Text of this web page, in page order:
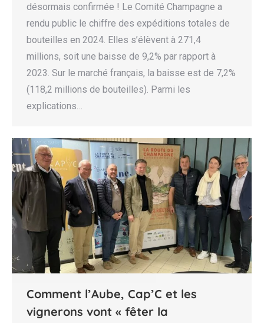
désormais confirmée ! Le Comité Champagne a
rendu public le chiffre des expéditions totales de
bouteilles en 2024. Elles s’élèvent à 271,4
millions, soit une baisse de 9,2% par rapport à
2023. Sur le marché français, la baisse est de 7,2%
(118,2 millions de bouteilles). Parmi les
explications…
Comment l’Aube, Cap’C et les
vignerons vont « fêter la